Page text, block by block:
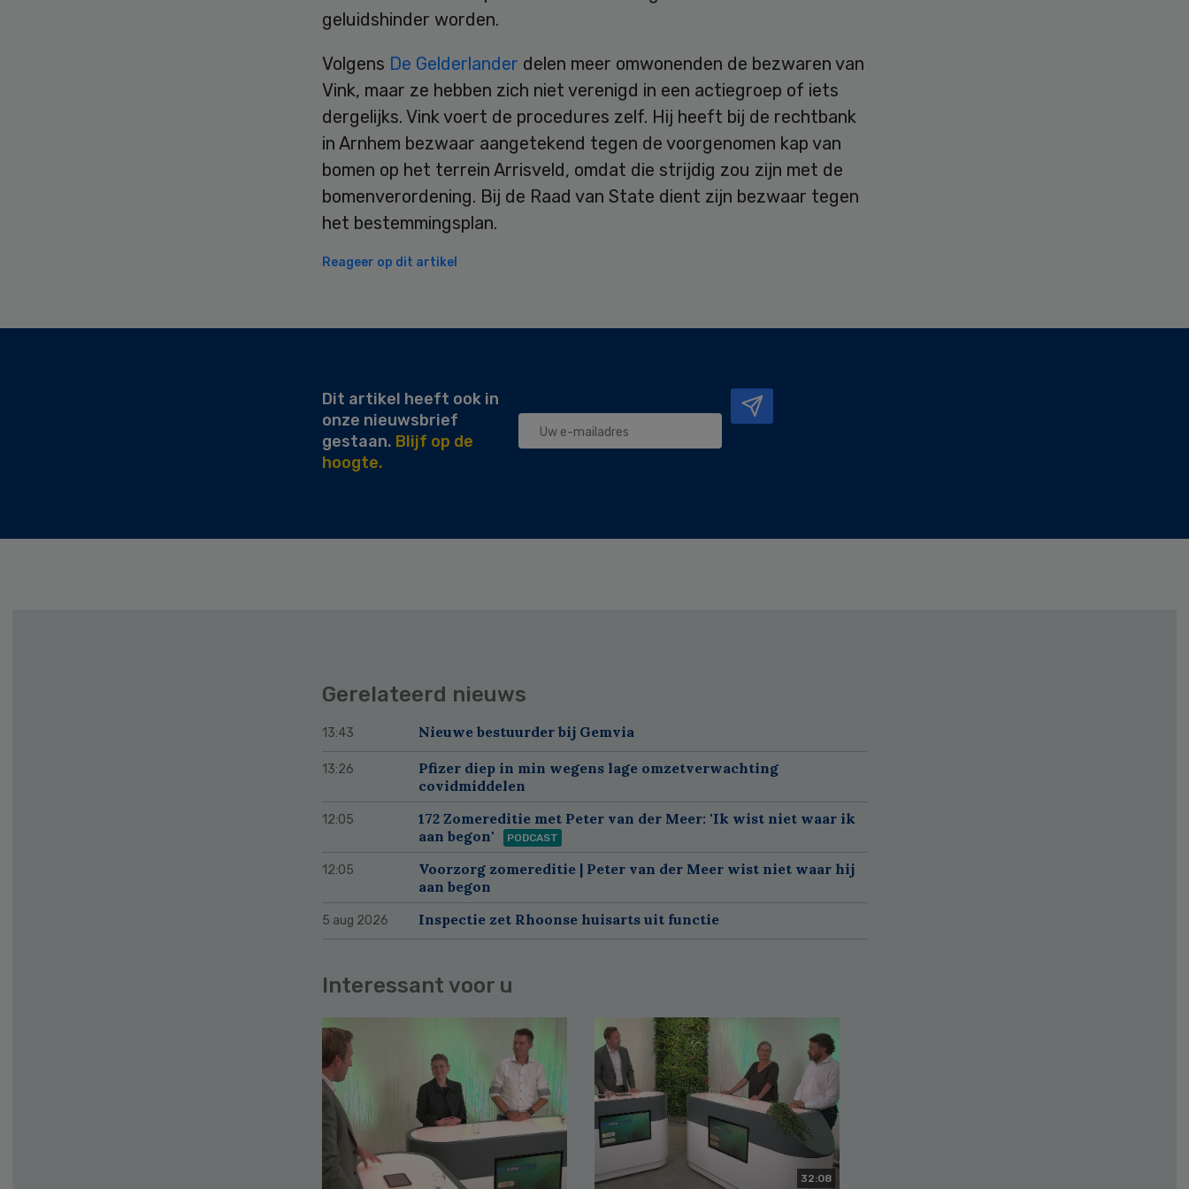
geluidshinder worden.
Volgens De Gelderlander delen meer omwonenden de bezwaren van
Vink, maar ze hebben zich niet verenigd in een actiegroep of iets
dergelijks. Vink voert de procedures zelf. Hij heeft bij de rechtbank
in Arnhem bezwaar aangetekend tegen de voorgenomen kap van
bomen op het terrein Arrisveld, omdat die strijdig zou zijn met de
bomenverordening. Bij de Raad van State dient zijn bezwaar tegen
het bestemmingsplan.
Reageer op dit artikel
Dit artikel heeft ook in
onze nieuwsbrief
gestaan. Blijf op de
hoogte.
Gerelateerd nieuws
13:43 Nieuwe bestuurder bij Gemvia
13:26
Pfizer diep in min wegens lage omzetverwachting
covidmiddelen
12:05
172 Zomereditie met Peter van der Meer: 'Ik wist niet waar ik
aan begon'
PODCAST
12:05
Voorzorg zomereditie | Peter van der Meer wist niet waar hij
aan begon
5 aug 2026 Inspectie zet Rhoonse huisarts uit functie
Interessant voor u
32:08